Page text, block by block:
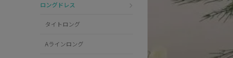
ロングドレス
タイトロング
Aラインロング